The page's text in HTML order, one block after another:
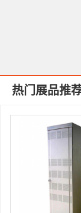
热门展品推